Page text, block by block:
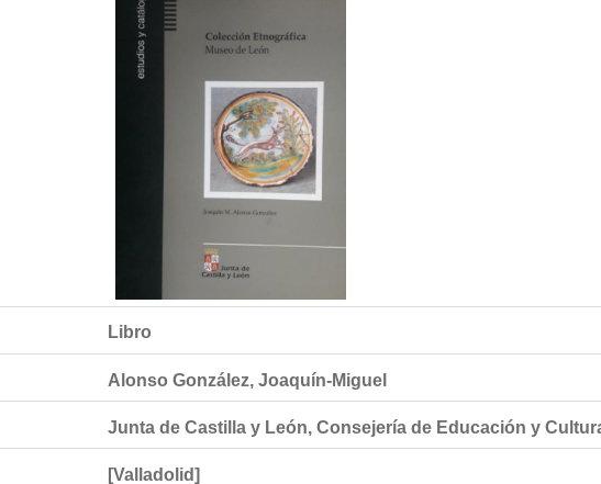
Libro
Alonso González, Joaquín-Miguel
Junta de Castilla y León, Consejería de Educación y
[Valladolid]